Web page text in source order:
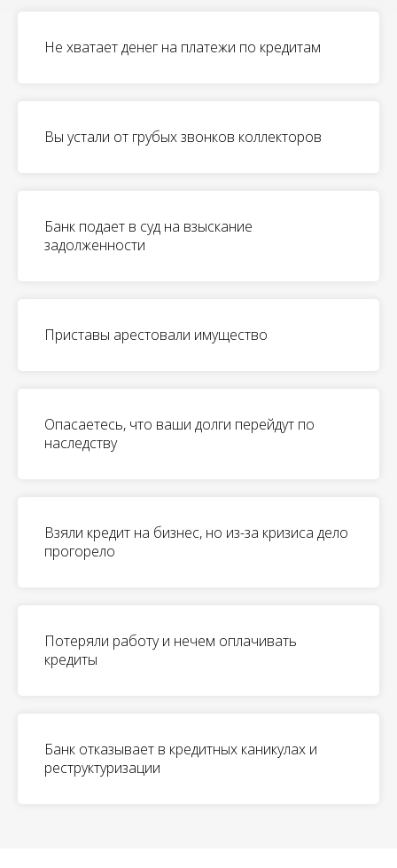
Не хватает денег на платежи по кредитам
Вы устали от грубых звонков коллекторов
Банк подает в суд на взыскание
задолженности
Приставы арестовали имущество
Опасаетесь, что ваши долги перейдут по
наследству
Взяли кредит на бизнес, но из-за кризиса дело
прогорело
Потеряли работу и нечем оплачивать
кредиты
Банк отказывает в кредитных каникулах и
реструктуризации